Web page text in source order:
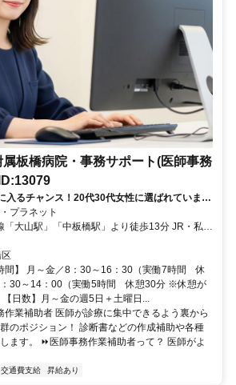
属板橋病院・事務サポート(医師事務
入るチャンス！20代30代女性に選ばれていま
まる病院の事務ワークに挑戦！✅高時給1600円
プラネット
りバス20分 東京メトロ有楽町線・副都心線
分 ★有楽町線「小竹向原駅」からも自転車で
分程度です。 自転車通勤がOKなので、近隣に
自転車通勤の方が多いです。 また、池袋駅西
ら病院入口までのバス便が約10分間隔でありま
間】 月～金／8：30～16：30（実働7時間 休
：30～14：00（実働5時間 休憩30分 ※休憩が
日数】月～金の週5日＋土曜日...
業補助者 医師が診療に集中できるよう裏から
のポジション！ 診断書などの作成補助や各種
ます。 ⏩医師事務作業補助者って？ 医師がよ
交通費支給 昇給あり